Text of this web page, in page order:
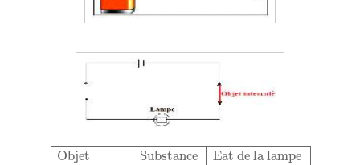
Objet Substance
Eat de la lampe
ObjetSubstanceEat de la lampeStylo à bille